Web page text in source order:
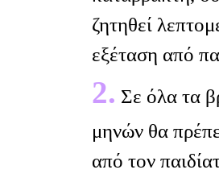
ζητηθεί
εξέταση από
2. Σε όλα τα
μηνών θα
από τον